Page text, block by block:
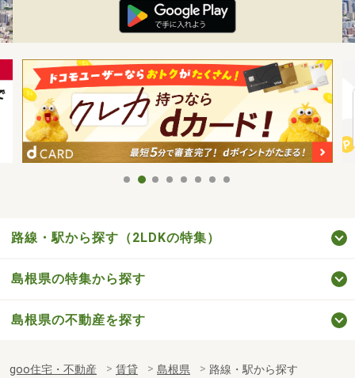
路線・駅から探す（2LDKの特集）
島根県の特集から探す
島根県の不動産を探す
goo住宅・不動産 賃貸 島根県 路線・駅から探す